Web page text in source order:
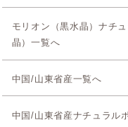
モリオン（黒水晶）ナチ
晶）一覧へ
中国/山東省産一覧へ
中国/山東省産ナチュラル